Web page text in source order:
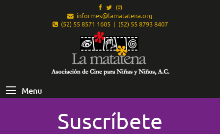
informes@lamatatena.org
(52) 55 8571 1605 | (52) 55 8793 8407
Menu
Suscríbete